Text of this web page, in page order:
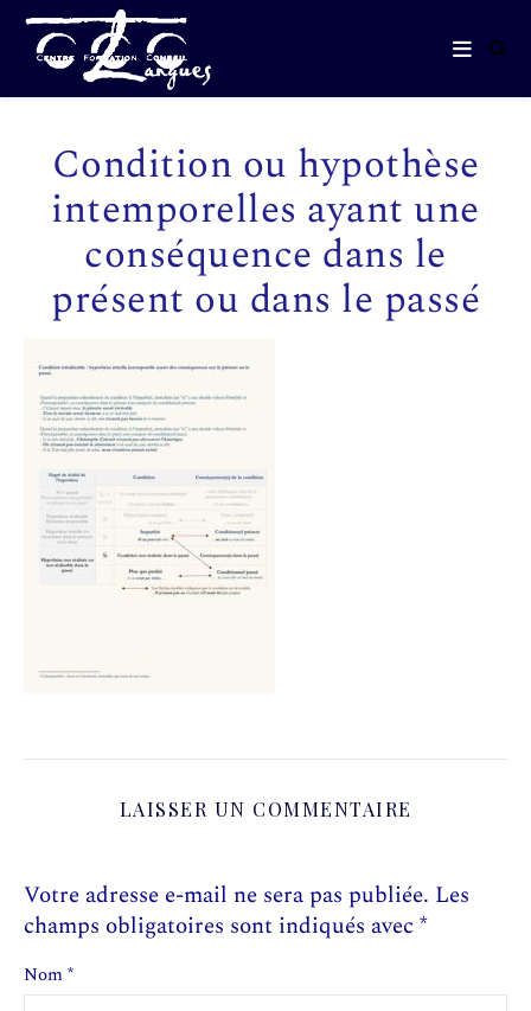
Condition ou hypothèse
intemporelles ayant une
conséquence dans le
présent ou dans le passé
LAISSER UN COMMENTAIRE
Votre adresse e-mail ne sera pas publiée. Les
champs obligatoires sont indiqués avec *
Nom*